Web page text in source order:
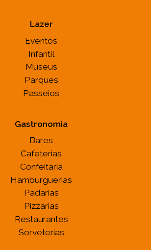
Lazer
Eventos
Infantil
Museus
Parques
Passeios
Gastronomia
Bares
Cafeterias
Confeitaria
Hamburguerias
Padarias
Pizzarias
Restaurantes
Sorveterias